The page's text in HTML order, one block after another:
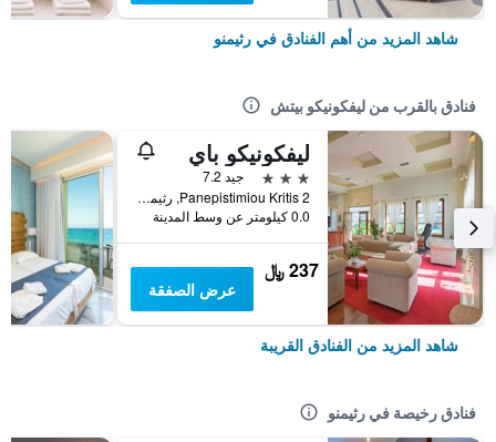
شاهد المزيد من أهم الفنادق في رثيمنو
فنادق بالقرب من ليفكونيكو بيتش
ليفكونيكو باي
3 نجوم
جيد 7.2
Panepistimiou Kritis 2, رثيمنو, اليونان
0.0 كيلومتر عن وسط المدينة
237 ﷼
عرض الصفقة
شاهد المزيد من الفنادق القريبة
فنادق رخيصة في رثيمنو